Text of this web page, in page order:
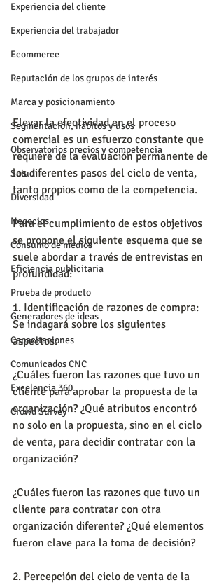
Experiencia del cliente
Experiencia del trabajador
Ecommerce
Reputación de los grupos de interés
Marca y posicionamiento
Segmentación, hábitos y usos
Observatorios precios y competencia
Salud
Diversidad
Negocios
Consumo de medios
Eficiencia publicitaria
Prueba de producto
Generadores de ideas
Capacitaciones
Comunicados CNC
Excelencia 360
Crowd Survey
Elevar la efectividad en el proceso
comercial es un esfuerzo constante que
requiere de la evaluación permanente de
los diferentes pasos del ciclo de venta,
tanto propios como de la competencia.
Para el cumplimiento de estos objetivos
se propone el siguiente esquema que se
suele abordar a través de entrevistas en
profundidad:
1. Identificación de razones de compra:
Se indagará sobre los siguientes
aspectos:
¿Cuáles fueron las razones que tuvo un
cliente para aprobar la propuesta de la
organización? ¿Qué atributos encontró
no solo en la propuesta, sino en el ciclo
de venta, para decidir contratar con la
organización?
¿Cuáles fueron las razones que tuvo un
cliente para contratar con otra
organización diferente? ¿Qué elementos
fueron clave para la toma de decisión?
2. Percepción del ciclo de venta de la